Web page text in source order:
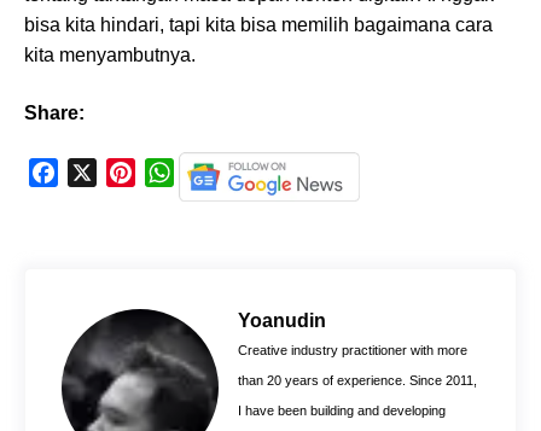
bisa kita hindari, tapi kita bisa memilih bagaimana cara
kita menyambutnya.
Share:
k
r
e
s
t
W
h
A
p
p
Yoanudin
Creative industry practitioner with more
than 20 years of experience. Since 2011,
I have been building and developing